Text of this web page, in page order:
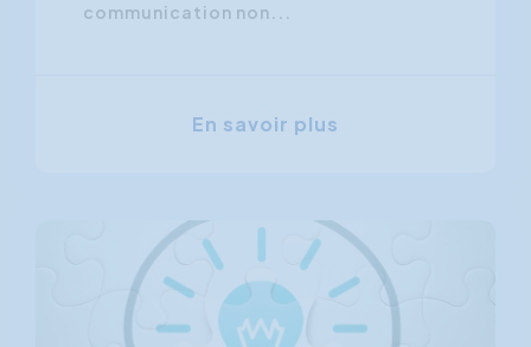
communication non...
En savoir plus